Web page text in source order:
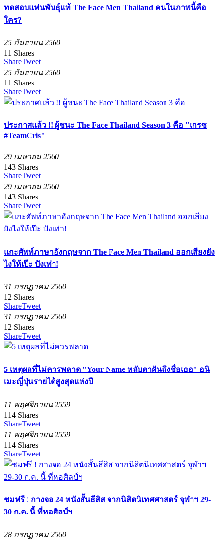
ทดสอบแฟนพันธุ์แท้ The Face Men Thailand คนในภาพนี้คือ
ใคร?
25 กันยายน 2560
11 Shares
ShareTweet
25 กันยายน 2560
11 Shares
ShareTweet
ประกาศแล้ว !! ผู้ชนะ The Face Thailand Season 3 คือ "เกรซ
#TeamCris"
29 เมษายน 2560
143 Shares
ShareTweet
29 เมษายน 2560
143 Shares
ShareTweet
แกะศัพท์ภาษาอังกฤษจาก The Face Men Thailand ออกเสียงยัง
ไงให้เป๊ะ ปังเท่า!
31 กรกฏาคม 2560
12 Shares
ShareTweet
31 กรกฏาคม 2560
12 Shares
ShareTweet
5 เหตุผลที่ไม่ควรพลาด "Your Name หลับตาฝันถึงชื่อเธอ" อนิ
เมะญี่ปุ่นรายได้สูงสุดแห่งปี
11 พฤศจิกายน 2559
114 Shares
ShareTweet
11 พฤศจิกายน 2559
114 Shares
ShareTweet
ชมฟรี ! กางจอ 24 หนังสั้นธีสิส จากนิสิตนิเทศศาสตร์ จุฬาฯ 29-
30 ก.ค. นี้ ที่หอศิลป์ฯ
28 กรกฏาคม 2560